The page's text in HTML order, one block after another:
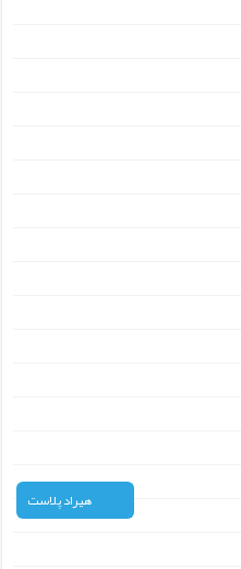
هیراد پلاست